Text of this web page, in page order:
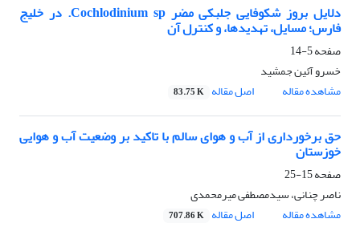
دلایل بروز شکوفا‌یی جلبکی مضر Cochlodinium sp. در خلیج
فارس؛ مسا‌یل، تهدیدها، و کنترل آن
صفحه5-14
خسرو آئین جمشید
مشاهده مقاله
اصل مقاله 83.75 K
حق برخورداری از آب و هوای سالم با تاکید بر وضعیت آب و هوایی
خوزستان
صفحه15-25
ناصر چنانی، سیدمصطفی میرمحمدی
مشاهده مقاله
اصل مقاله 707.86 K